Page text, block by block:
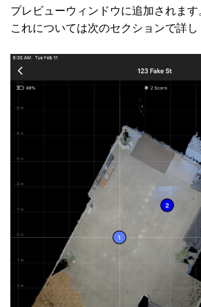
プレビューウィンドウに追加されます
これについては次のセクションで詳し